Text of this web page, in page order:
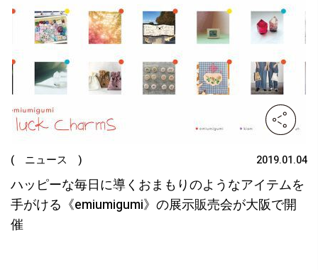
( ニュース ) 2019.01.04
ハッピーな毎日に導くおまもりのようなアイテムを
手がける《emiumigumi》の展示販売会が大阪で開
催